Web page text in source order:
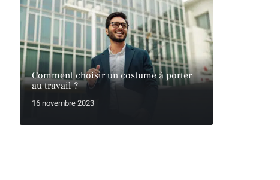
Comment choisir un costume à porter
au travail ?
16 novembre 2023